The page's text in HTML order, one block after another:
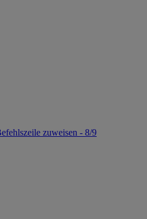
zuweisen - 8/9